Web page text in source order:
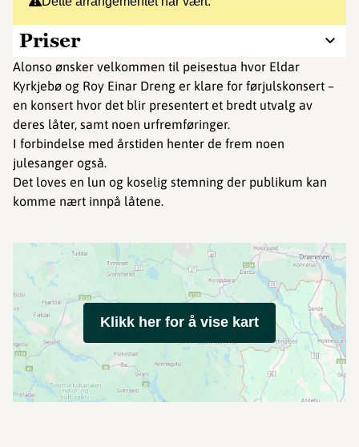
Priser
Alonso ønsker velkommen til peisestua hvor Eldar
Kyrkjebø og Roy Einar Dreng er klare for førjulskonsert –
en konsert hvor det blir presentert et bredt utvalg av
deres låter, samt noen urfremføringer.
I forbindelse med årstiden henter de frem noen
julesanger også.
Det loves en lun og koselig stemning der publikum kan
komme nært innpå låtene.
Klikk her for å vise kart